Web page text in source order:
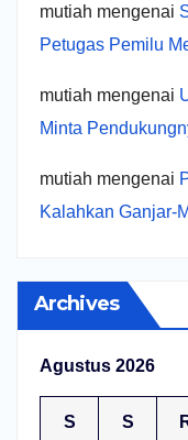
mutiah mengenai
Petugas Pemilu
mutiah mengenai
Minta
mutiah mengenai
Kalahkan Ganjar-
Archives
Agustus 2026
S S